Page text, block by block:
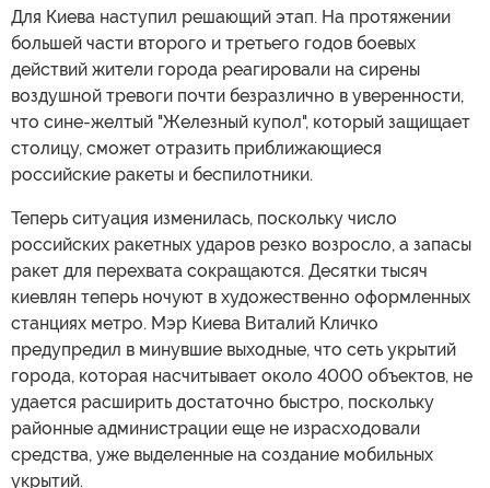
Для Киева наступил решающий этап. На протяжении
большей части второго и третьего годов боевых
действий жители города реагировали на сирены
воздушной тревоги почти безразлично в уверенности,
что сине-желтый "Железный купол", который защищает
столицу, сможет отразить приближающиеся
российские ракеты и беспилотники.
Теперь ситуация изменилась, поскольку число
российских ракетных ударов резко возросло, а запасы
ракет для перехвата сокращаются. Десятки тысяч
киевлян теперь ночуют в художественно оформленных
станциях метро. Мэр Киева Виталий Кличко
предупредил в минувшие выходные, что сеть укрытий
города, которая насчитывает около 4000 объектов, не
удается расширить достаточно быстро, поскольку
районные администрации еще не израсходовали
средства, уже выделенные на создание мобильных
укрытий.